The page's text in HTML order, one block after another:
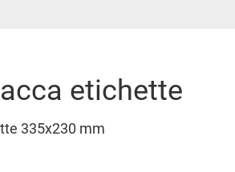
etichette
335x230 mm